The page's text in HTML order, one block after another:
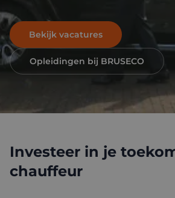
Bekijk vacatures
Opleidingen bij BRUSECO
Investeer in je
chauffeur